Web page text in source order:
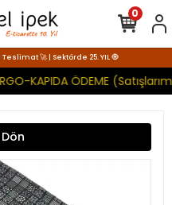
🚀 | Sektörde 25. YIL 🧿
KAPIDA ÖDEME
0